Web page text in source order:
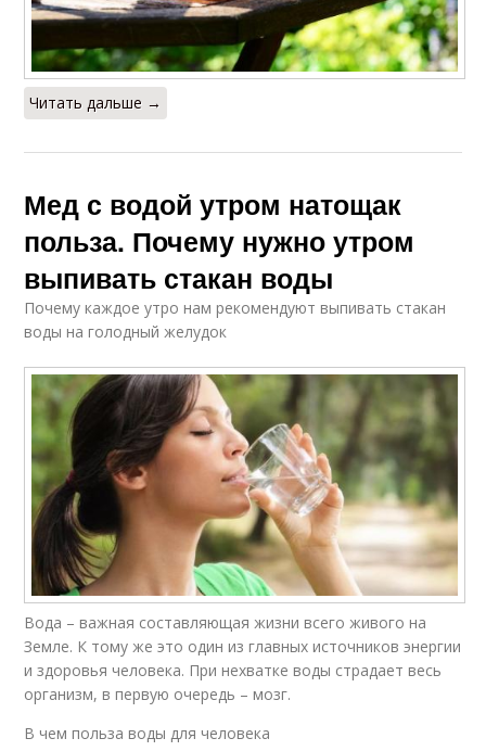
Читать дальше →
Мед с водой утром натощак
польза. Почему нужно утром
выпивать стакан воды
Почему каждое утро нам рекомендуют выпивать стакан
воды на голодный желудок
Вода – важная составляющая жизни всего живого на
Земле. К тому же это один из главных источников энергии
и здоровья человека. При нехватке воды страдает весь
организм, в первую очередь – мозг.
В чем польза воды для человека